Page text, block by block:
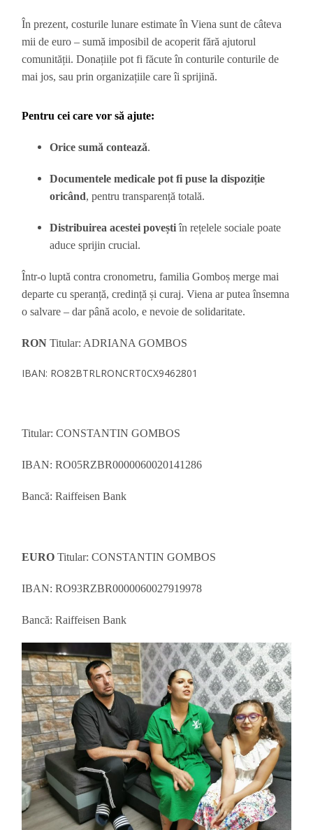
În prezent, costurile lunare estimate în Viena sunt de câteva
mii de euro – sumă imposibil de acoperit fără ajutorul
comunității. Donațiile pot fi făcute în conturile conturile de
mai jos, sau prin organizațiile care îi sprijină.
Pentru cei care vor să ajute:
Orice sumă contează.
Documentele medicale pot fi puse la dispoziție
oricând, pentru transparență totală.
Distribuirea acestei poveștiîn rețelele sociale poate
aduce sprijin crucial.
Într-o luptă contra cronometru, familia Gomboș merge mai
departe cu speranță, credință și curaj. Viena ar putea însemna
o salvare – dar până acolo, e nevoie de solidaritate.
RONTitular: ADRIANA GOMBOS
IBAN: RO82BTRLRONCRT0CX9462801
Titular: CONSTANTIN GOMBOS
IBAN: RO05RZBR0000060020141286
Bancă: Raiffeisen Bank
EURO Titular: CONSTANTIN GOMBOS
IBAN: RO93RZBR0000060027919978
Bancă: Raiffeisen Bank